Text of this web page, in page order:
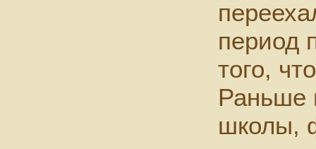
период
того,
Раньше
школы,